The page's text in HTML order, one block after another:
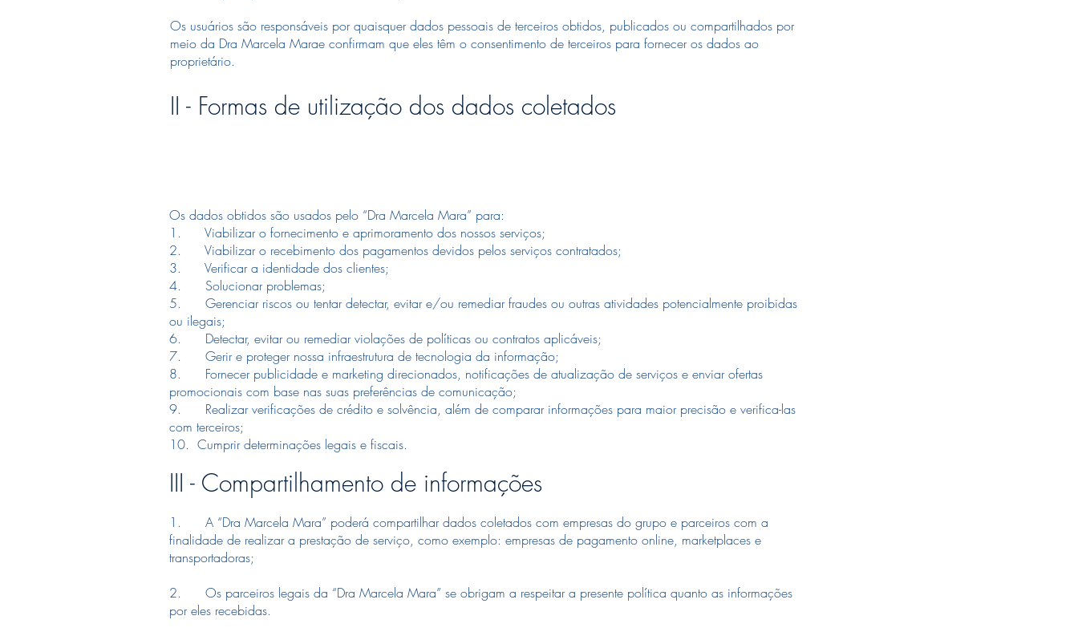
​Os usuários são responsáveis ​​por quaisquer dados pessoais de terceiros obtidos, publicados ou compartilhados por
meio da Dra Marcela Marae confirmam que eles têm o consentimento de terceiros para fornecer os dados ao
proprietário.
II - Formas de utilização dos dados coletados
​Os dados obtidos são usados pelo “Dra Marcela Mara” para:
1. Viabilizar o fornecimento e aprimoramento dos nossos serviços;
2. Viabilizar o recebimento dos pagamentos devidos pelos serviços contratados;
3. Verificar a identidade dos clientes;
4. Solucionar problemas;
5. Gerenciar riscos ou tentar detectar, evitar e/ou remediar fraudes ou outras atividades potencialmente proibidas
ou ilegais;
6. Detectar, evitar ou remediar violações de políticas ou contratos aplicáveis;
7. Gerir e proteger nossa infraestrutura de tecnologia da informação;
8. Fornecer publicidade e marketing direcionados, notificações de atualização de serviços e enviar ofertas
promocionais com base nas suas preferências de comunicação;
9. Realizar verificações de crédito e solvência, além de comparar informações para maior precisão e verifica-las
com terceiros;
10. Cumprir determinações legais e fiscais.
III - Compartilhamento de informações
1. A “Dra Marcela Mara” poderá compartilhar dados coletados com empresas do grupo e parceiros com a
finalidade de realizar a prestação de serviço, como exemplo: empresas de pagamento online, marketplaces e
transportadoras;
2. Os parceiros legais da “Dra Marcela Mara” se obrigam a respeitar a presente política quanto as informações
por eles recebidas.